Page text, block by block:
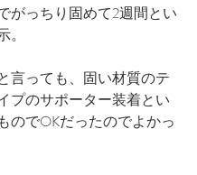
がっちり固めて2週間とい
言っても、固い材質のテ
プのサポーター装着とい
のでOKだったのでよかっ